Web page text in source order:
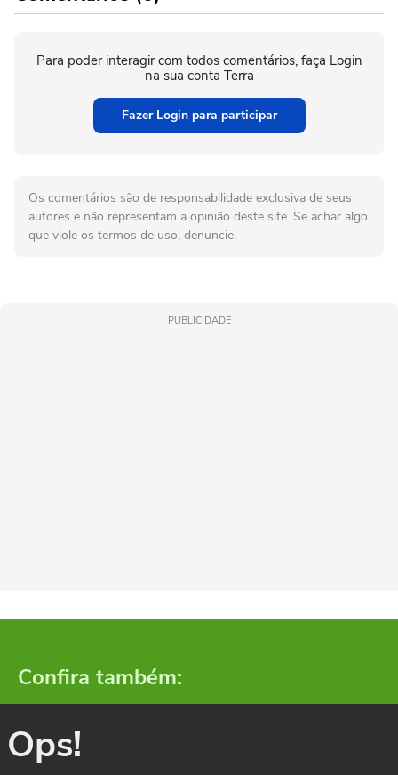
Para poder interagir com todos comentários, faça Login
na sua conta Terra
Fazer Login para participar
Os comentários são de responsabilidade exclusiva de seus
autores e não representam a opinião deste site. Se achar algo
que viole os termos de uso, denuncie.
PUBLICIDADE
Confira também:
Ops!